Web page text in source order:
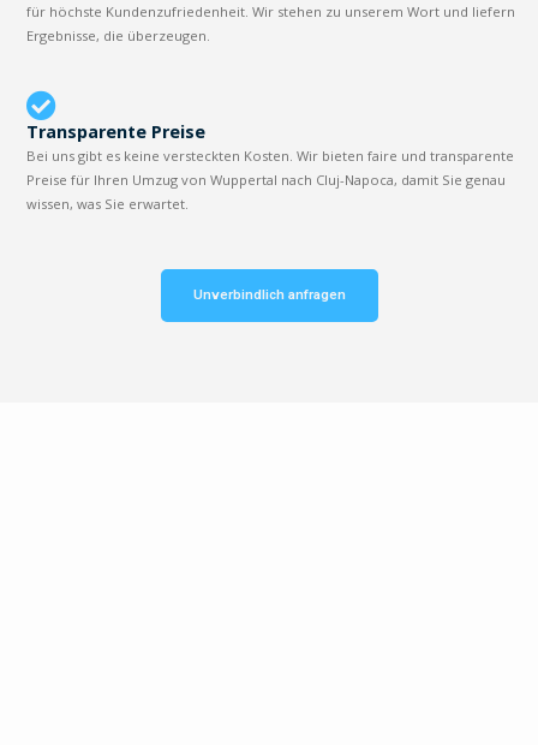
für höchste Kundenzufriedenheit. Wir stehen zu unserem Wort und liefern
Ergebnisse, die überzeugen.
Transparente Preise
Bei uns gibt es keine versteckten Kosten. Wir bieten faire und transparente
Preise für Ihren Umzug von Wuppertal nach Cluj-Napoca, damit Sie genau
wissen, was Sie erwartet.
Unverbindlich anfragen